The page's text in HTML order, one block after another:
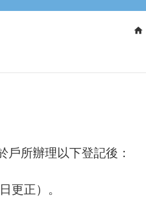
所辦理以下登記後：
更正）。